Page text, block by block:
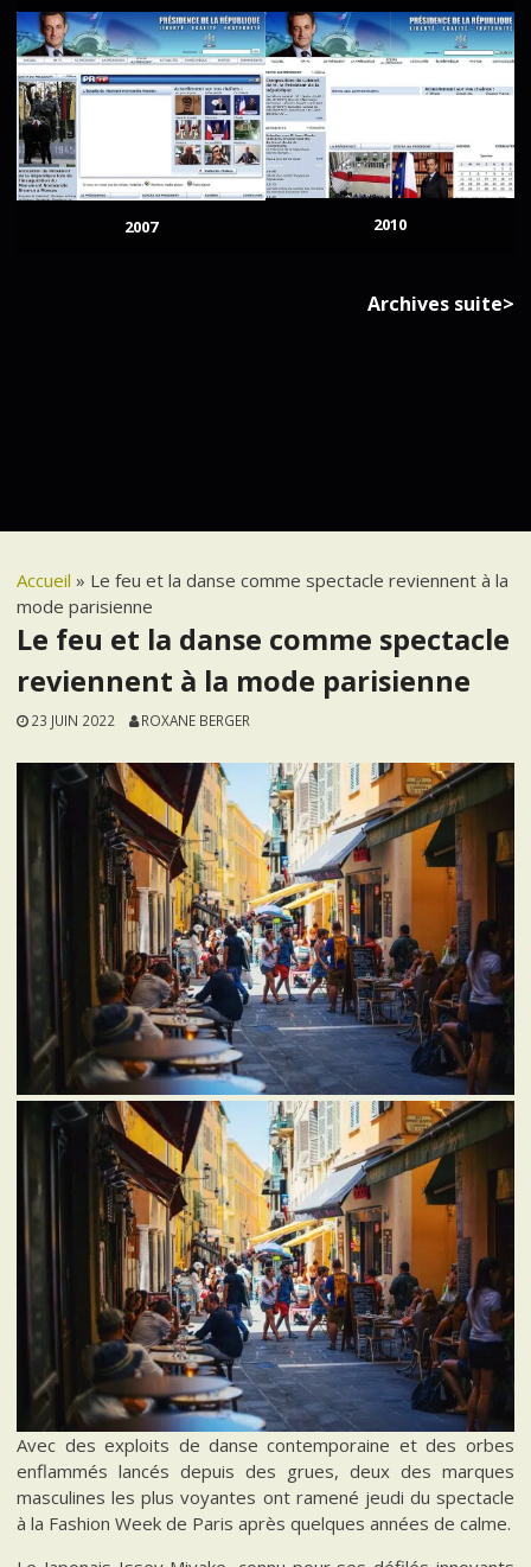
2007 2010
Archives suite>
Accueil » Le feu et la danse comme spectacle reviennent à la
mode parisienne
Le feu et la danse comme spectacle
reviennent à la mode parisienne
23 JUIN 2022 ROXANE BERGER
Avec des exploits de danse contemporaine et des orbes
enflammés lancés depuis des grues, deux des marques
masculines les plus voyantes ont ramené jeudi du spectacle
à la Fashion Week de Paris après quelques années de calme.